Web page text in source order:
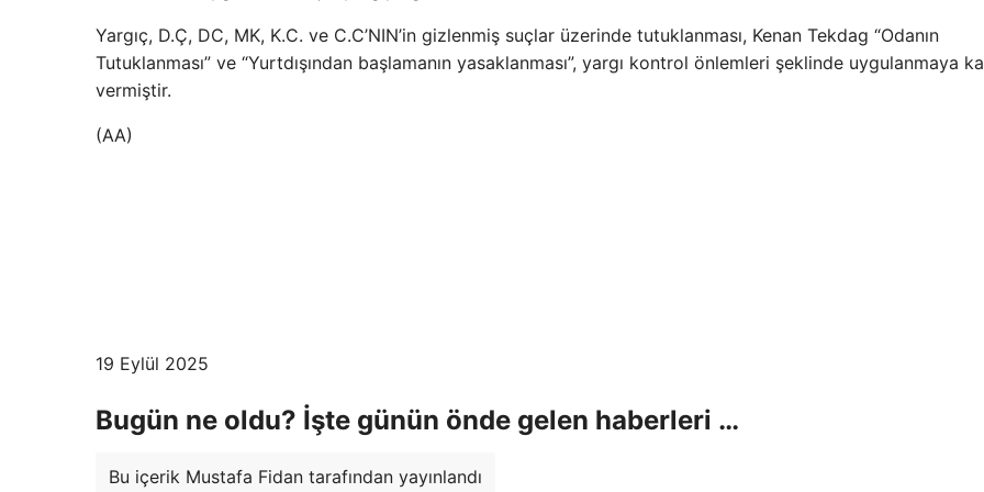
Yargıç, D.Ç, DC, MK, K.C. ve C.C’NIN’in gizlenmiş suçlar üzerinde tutuklanması, Kenan Tekdag “Odanın
Tutuklanması” ve “Yurtdışından başlamanın yasaklanması”, yargı kontrol önlemleri şeklinde uygulanmaya
vermiştir.
(AA)
19 Eylül 2025
Bugün ne oldu? İşte günün önde gelen haberleri …
Bu içerik Mustafa Fidan tarafından yayınlandı